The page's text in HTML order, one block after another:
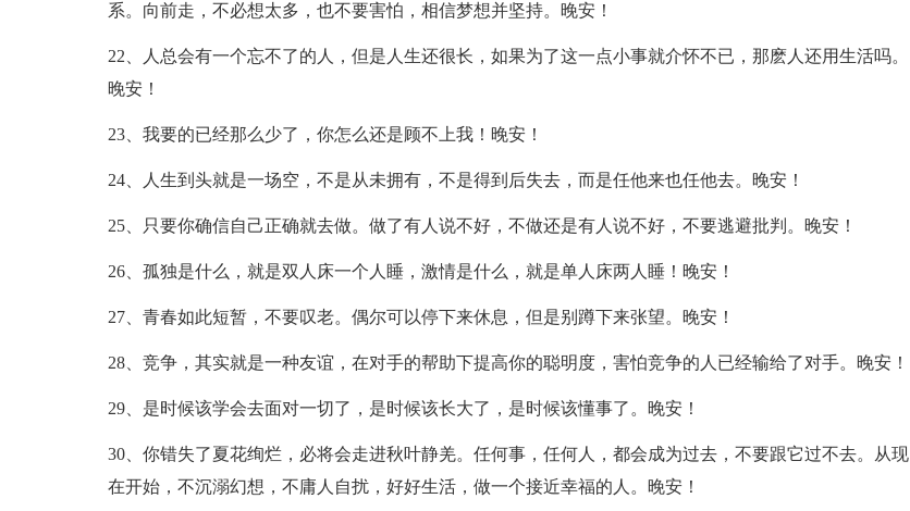
系。向前走，不必想太多，也不要害怕，相信梦想并坚持。晚安！
22、人总会有一个忘不了的人，但是人生还很长，如果为了这一点小事就介怀不已，那麽人还用生活吗。
晚安！
23、我要的已经那么少了，你怎么还是顾不上我！晚安！
24、人生到头就是一场空，不是从未拥有，不是得到后失去，而是任他来也任他去。晚安！
25、只要你确信自己正确就去做。做了有人说不好，不做还是有人说不好，不要逃避批判。晚安！
26、孤独是什么，就是双人床一个人睡，激情是什么，就是单人床两人睡！晚安！
27、青春如此短暂，不要叹老。偶尔可以停下来休息，但是别蹲下来张望。晚安！
28、竞争，其实就是一种友谊，在对手的帮助下提高你的聪明度，害怕竞争的人已经输给了对手。晚安！
29、是时候该学会去面对一切了，是时候该长大了，是时候该懂事了。晚安！
30、你错失了夏花绚烂，必将会走进秋叶静羌。任何事，任何人，都会成为过去，不要跟它过不去。从现
在开始，不沉溺幻想，不庸人自扰，好好生活，做一个接近幸福的人。晚安！